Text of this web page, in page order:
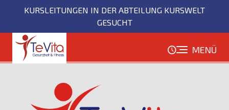
Inhalt
KURSLEITUNGEN IN DER ABTEILUNG KURSWELT
GESUCHT
MENÜ